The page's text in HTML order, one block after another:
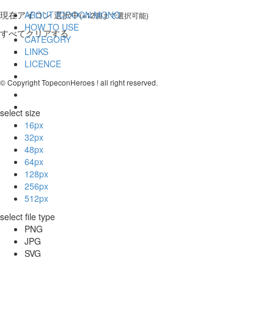
現在アイコン 選択中(※12個まで選択可能)
すべてクリアする
select size
16px
32px
48px
64px
128px
256px
512px
select file type
PNG
JPG
SVG
ABOUT ICOOON MONO
HOW TO USE
CATEGORY
LINKS
LICENCE
© Copyright TopeconHeroes ! all right reserved.